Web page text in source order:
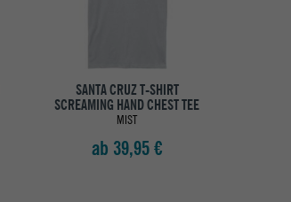
SANTA CRUZ T-SHIRT
SCREAMING HAND CHEST TEE
MIST
ab 39,95 €